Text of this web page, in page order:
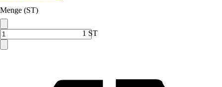
Menge (ST)
1 ST